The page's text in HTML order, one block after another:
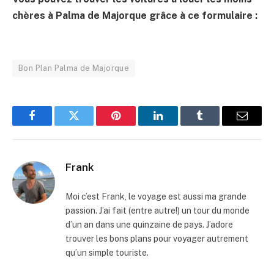
chères à Palma de Majorque grâce à ce formulaire :
Bon Plan Palma de Majorque
FacebookTwitter Pinterest LinkedInTumblr Email
Frank
Moi c’est Frank, le voyage est aussi ma grande
passion. J’ai fait (entre autre!) un tour du monde
d’un an dans une quinzaine de pays. J’adore
trouver les bons plans pour voyager autrement
qu’un simple touriste.